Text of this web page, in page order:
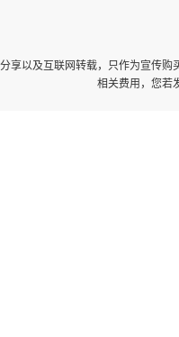
享以及互联网转载，只作为宣传
相关费用，您若